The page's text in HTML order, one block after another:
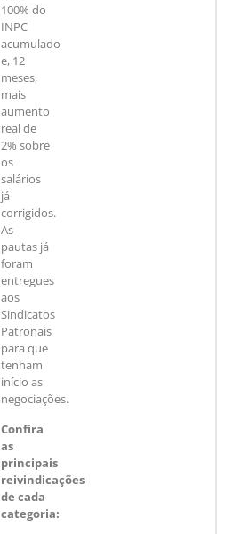
100% do
INPC
acumulado
e, 12
meses,
mais
aumento
real de
2% sobre
os
salários
já
corrigidos.
As
pautas já
foram
entregues
aos
Sindicatos
Patronais
para que
tenham
início as
negociações.
Confira
as
principais
reivindicações
de cada
categoria: